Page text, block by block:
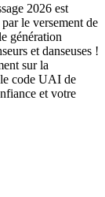
2026 est
le versement de
génération
et danseuses !
sur la
code UAI de
et votre